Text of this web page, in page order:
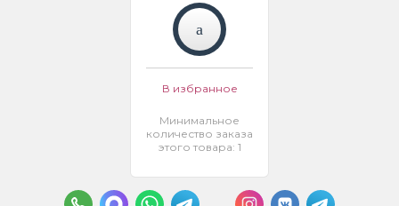
В избранное
Минимальное
количество заказа
этого товара: 1